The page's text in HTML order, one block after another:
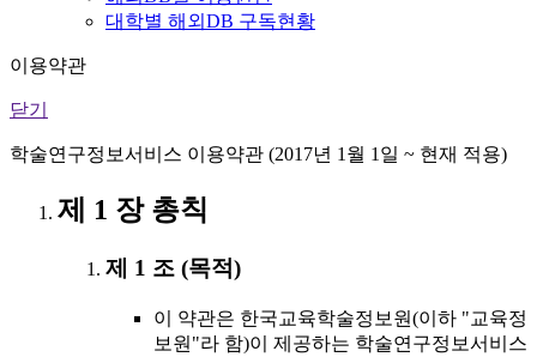
대학별 해외DB 구독현황
이용약관
닫기
학술연구정보서비스 이용약관 (2017년 1월 1일 ~ 현재 적용)
제 1 장 총칙
제 1 조 (목적)
이 약관은 한국교육학술정보원(이하 "교육정
보원"라 함)이 제공하는 학술연구정보서비스